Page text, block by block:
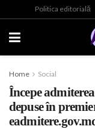
Politica editorială
Home Social
Începe
depuse în